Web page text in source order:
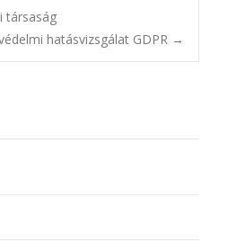
társaság
hatásvizsgálat GDPR →